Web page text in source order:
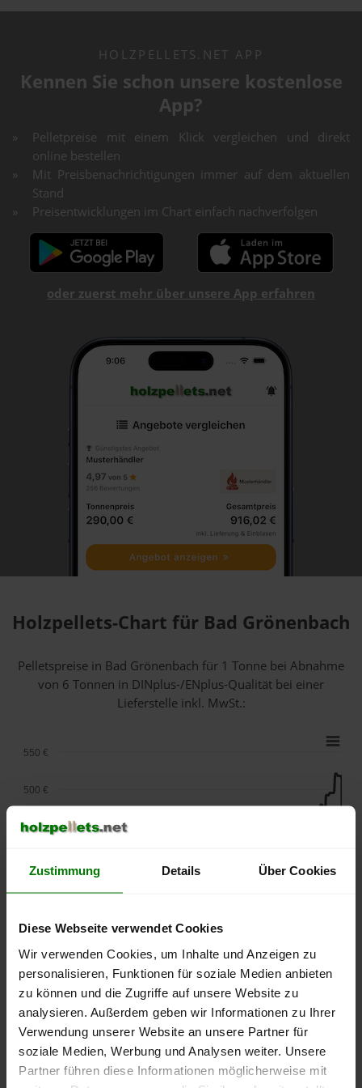
Zustimmung Details Über Cookies
Diese Webseite verwendet Cookies
Wir verwenden Cookies, um Inhalte und Anzeigen zu
personalisieren, Funktionen für soziale Medien anbieten
zu können und die Zugriffe auf unsere Website zu
analysieren. Außerdem geben wir Informationen zu Ihrer
Verwendung unserer Website an unsere Partner für
soziale Medien, Werbung und Analysen weiter. Unsere
Partner führen diese Informationen möglicherweise mit
HOLZPELLETS.NET APP
Kennen Sie schon unsere kostenlose
App?
Pelletpreise mit einem Klick vergleichen und direkt
online bestellen
Mit Preisbenachrichtigungen immer auf dem aktuellen
Stand
Preisentwicklungen im Chart einfach nachverfolgen
oder zuerst mehr über unsere App erfahren
Holzpellets-Chart für Bad Grönenbach
Pelletspreise in Bad Grönenbach für 1 Tonne bei Abnahme
von 6 Tonnen in DINplus-/ENplus-Qualität bei einer
Lieferstelle inkl. MwSt.:
lose Ware
September
2025
Januar
2026
Mai
2026
250 €
400 €
450 €
500 €
550 €
Die aktuelle Preisentwicklung für Holzpellets in Deutschland
können Sie jederzeit auf unsererPelletspreise-Seite